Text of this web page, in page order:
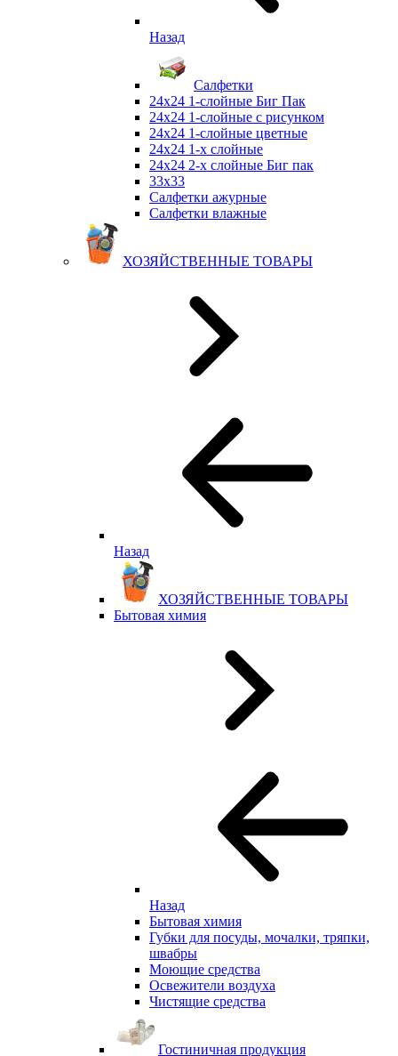
Назад
Салфетки
24х24 1-слойные Биг Пак
24х24 1-слойные с рисунком
24х24 1-слойные цветные
24х24 1-х слойные
24х24 2-х слойные Биг пак
33х33
Салфетки ажурные
Салфетки влажные
ХОЗЯЙСТВЕННЫЕ ТОВАРЫ
Назад
ХОЗЯЙСТВЕННЫЕ ТОВАРЫ
Бытовая химия
Назад
Бытовая химия
Губки для посуды, мочалки, тряпки,
швабры
Моющие средства
Освежители воздуха
Чистящие средства
Гостиничная продукция